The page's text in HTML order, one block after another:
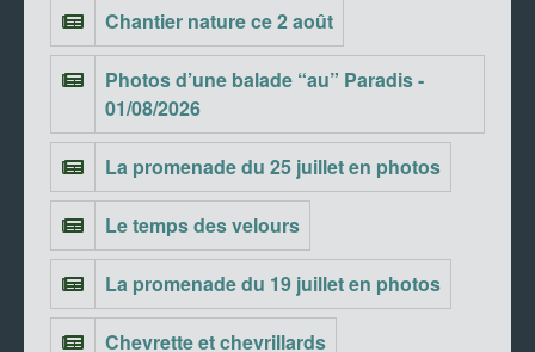
Chantier nature ce 2 août
Photos d’une balade “au” Paradis -
01/08/2026
La promenade du 25 juillet en photos
Le temps des velours
La promenade du 19 juillet en photos
Chevrette et chevrillards